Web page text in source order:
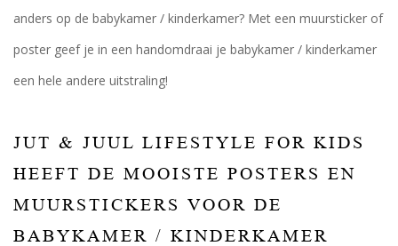
anders op de babykamer / kinderkamer? Met een muursticker of
poster geef je in een handomdraai je babykamer / kinderkamer
een hele andere uitstraling!
JUT & JUUL LIFESTYLE FOR KIDS
HEEFT DE MOOISTE POSTERS EN
MUURSTICKERS VOOR DE
BABYKAMER / KINDERKAMER